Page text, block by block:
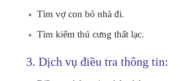
Tìm vợ con bỏ nhà đi.
Tìm kiếm thú cưng thất lạc.
3. Dịch vụ điều tra thông tin: